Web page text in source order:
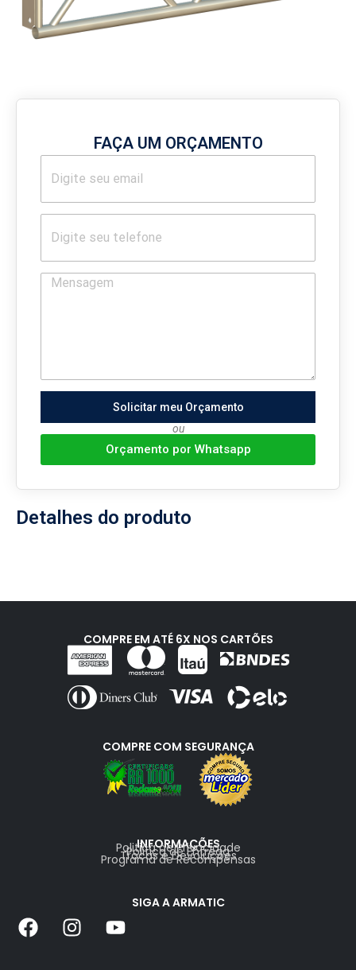
FAÇA UM ORÇAMENTO
Solicitar meu Orçamento
ou
Orçamento por Whatsapp
Detalhes do produto
COMPRE EM ATÉ 6X NOS CARTÕES
COMPRE COM SEGURANÇA
INFORMAÇÕES
Politica de Privacidade
Politica de Entrega
Trocas e Devoluções
Programa de Recompensas
SIGA A ARMATIC